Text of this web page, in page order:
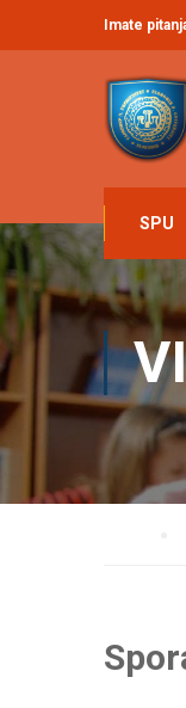
Imate
SPU